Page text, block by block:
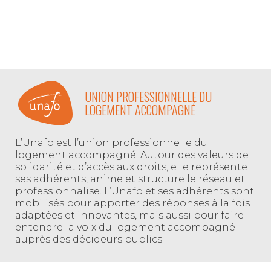
UNION PROFESSIONNELLE DU
LOGEMENT ACCOMPAGNÉ
L’Unafo est l’union professionnelle du
logement accompagné. Autour des valeurs de
solidarité et d’accès aux droits, elle représente
ses adhérents, anime et structure le réseau et
professionnalise. L’Unafo et ses adhérents sont
mobilisés pour apporter des réponses à la fois
adaptées et innovantes, mais aussi pour faire
entendre la voix du logement accompagné
auprès des décideurs publics..